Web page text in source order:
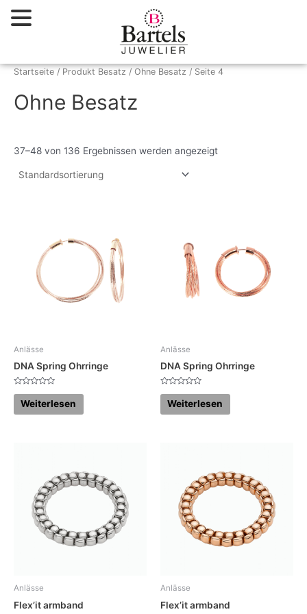
Inhalt
Startseite / Produkt Besatz / Ohne Besatz / Seite 4
Ohne Besatz
37–48 von 136 Ergebnissen werden angezeigt
Anlässe
DNA Spring Ohrringe
Bewertet
mit
von
Weiterlesen
Anlässe
DNA Spring Ohrringe
Bewertet
mit
von
Weiterlesen
Anlässe
Flex’it armband
Anlässe
Flex’it armband